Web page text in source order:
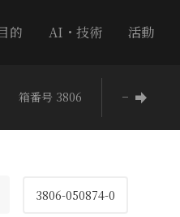
的 AI・技術 活動
箱番号 3806 −
3806-050874-0